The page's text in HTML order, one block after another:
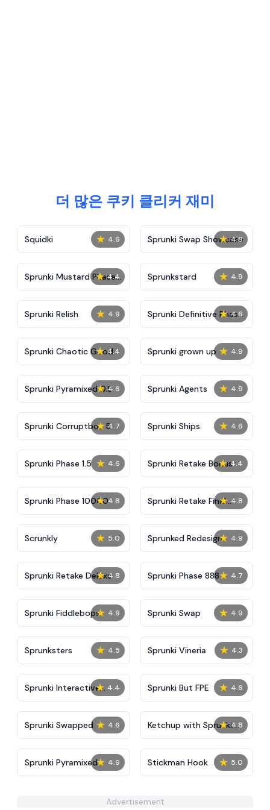
더 많은 쿠키 클리커 재미
★ 4.6
Squidki ★ 4.8
Sprunki Swap Showcase
★ 4.4
Sprunki Mustard Phase
2
★ 4.9
Sprunkstard
★ 4.9
Sprunki Relish ★ 4.6
Sprunki Definitive Phase
7
★ 4.4
Sprunki Chaotic Good ★ 4.9
Sprunki grown up
★ 4.6
Sprunki Pyramixed 0.9 ★ 4.9
Sprunki Agents
★ 4.7
Sprunki Corruptbox 5 ★ 4.6
Sprunki Ships
★ 4.6
Sprunki Phase 1.5 ★ 4.4
Sprunki Retake Bonus
★ 4.8
Sprunki Phase 10000 ★ 4.8
Sprunki Retake Final
Update
★ 5.0
Scrunkly ★ 4.9
Sprunked Redesign
★ 4.8
Sprunki Retake Deluxe ★ 4.7
Sprunki Phase 888
★ 4.9
Sprunki Fiddlebops ★ 4.9
Sprunki Swap
★ 4.5
Sprunksters ★ 4.3
Sprunki Vineria
★ 4.4
Sprunki Interactive
Tunner
★ 4.6
Sprunki But FPE
★ 4.6
Sprunki Swapped ★ 4.8
Ketchup with Sprunki:
Human Edition
★ 4.9
Sprunki Pyramixed ★ 5.0
Stickman Hook
Advertisement